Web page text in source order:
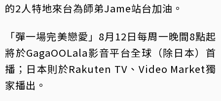
的2人特地來台為師弟Jame站台加油。
「彈一場完美戀愛」8月12日每周一晚間8點起
將於GagaOOLala影音平台全球（除日本）首
播；日本則於Rakuten TV、Video Market獨
家播出。